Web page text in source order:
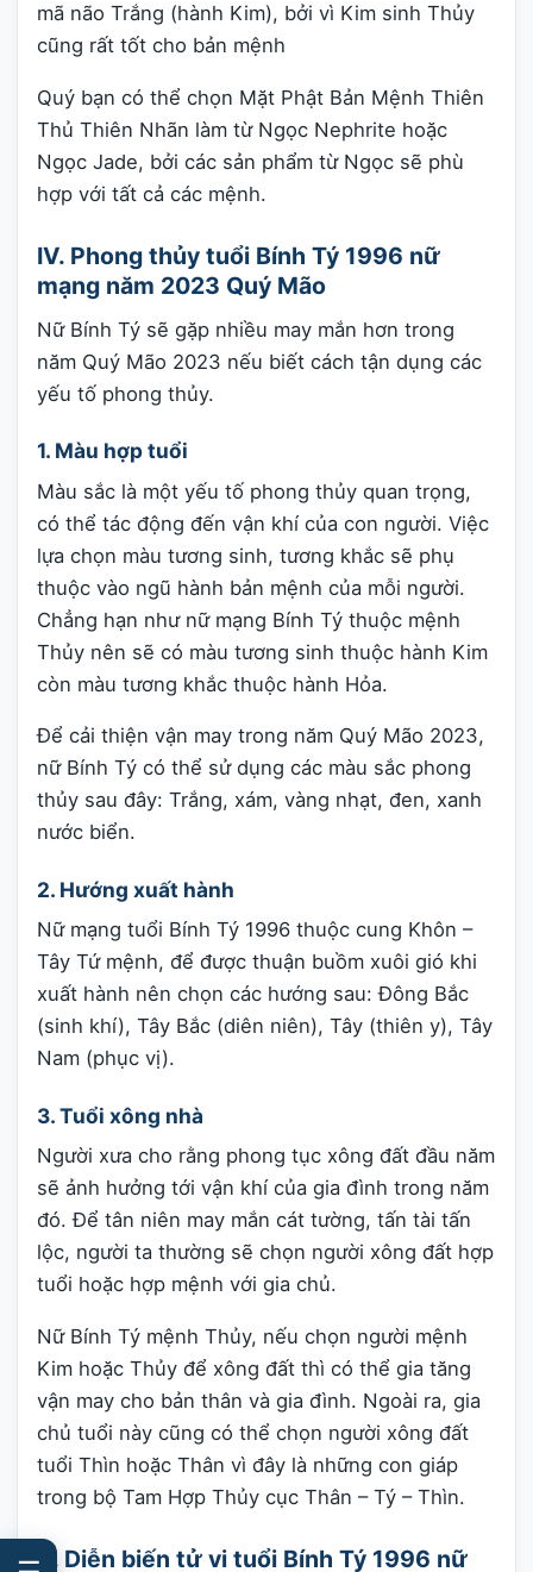
mã não Trắng (hành Kim), bởi vì Kim sinh Thủy
cũng rất tốt cho bản mệnh
Quý bạn có thể chọn Mặt Phật Bản Mệnh Thiên
Thủ Thiên Nhãn làm từ Ngọc Nephrite hoặc
Ngọc Jade, bởi các sản phẩm từ Ngọc sẽ phù
hợp với tất cả các mệnh.
IV. Phong thủy tuổi Bính Tý 1996 nữ
mạng năm 2023 Quý Mão
Nữ Bính Tý sẽ gặp nhiều may mắn hơn trong
năm Quý Mão 2023 nếu biết cách tận dụng các
yếu tố phong thủy.
1. Màu hợp tuổi
Màu sắc là một yếu tố phong thủy quan trọng,
có thể tác động đến vận khí của con người. Việc
lựa chọn màu tương sinh, tương khắc sẽ phụ
thuộc vào ngũ hành bản mệnh của mỗi người.
Chẳng hạn như nữ mạng Bính Tý thuộc mệnh
Thủy nên sẽ có màu tương sinh thuộc hành Kim
còn màu tương khắc thuộc hành Hỏa.
Để cải thiện vận may trong năm Quý Mão 2023,
nữ Bính Tý có thể sử dụng các màu sắc phong
thủy sau đây: Trắng, xám, vàng nhạt, đen, xanh
nước biển.
2. Hướng xuất hành
Nữ mạng tuổi Bính Tý 1996 thuộc cung Khôn –
Tây Tứ mệnh, để được thuận buồm xuôi gió khi
xuất hành nên chọn các hướng sau: Đông Bắc
(sinh khí), Tây Bắc (diên niên), Tây (thiên y), Tây
Nam (phục vị).
3. Tuổi xông nhà
Người xưa cho rằng phong tục xông đất đầu năm
sẽ ảnh hưởng tới vận khí của gia đình trong năm
đó. Để tân niên may mắn cát tường, tấn tài tấn
lộc, người ta thường sẽ chọn người xông đất hợp
tuổi hoặc hợp mệnh với gia chủ.
Nữ Bính Tý mệnh Thủy, nếu chọn người mệnh
Kim hoặc Thủy để xông đất thì có thể gia tăng
vận may cho bản thân và gia đình. Ngoài ra, gia
chủ tuổi này cũng có thể chọn người xông đất
tuổi Thìn hoặc Thân vì đây là những con giáp
trong bộ Tam Hợp Thủy cục Thân – Tý – Thìn.
V. Diễn biến tử vi tuổi Bính Tý 1996 nữ